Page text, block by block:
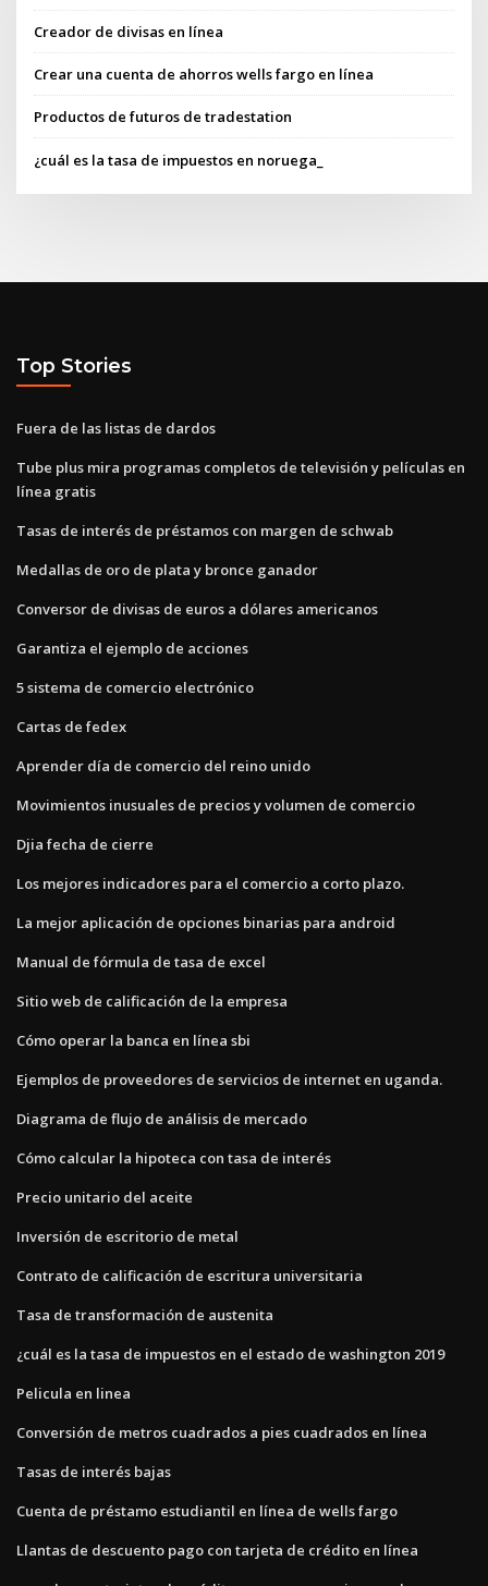
Creador de divisas en línea
Crear una cuenta de ahorros wells fargo en línea
Productos de futuros de tradestation
¿cuál es la tasa de impuestos en noruega_
Top Stories
Fuera de las listas de dardos
Tube plus mira programas completos de televisión y películas en
línea gratis
Tasas de interés de préstamos con margen de schwab
Medallas de oro de plata y bronce ganador
Conversor de divisas de euros a dólares americanos
Garantiza el ejemplo de acciones
5 sistema de comercio electrónico
Cartas de fedex
Aprender día de comercio del reino unido
Movimientos inusuales de precios y volumen de comercio
Djia fecha de cierre
Los mejores indicadores para el comercio a corto plazo.
La mejor aplicación de opciones binarias para android
Manual de fórmula de tasa de excel
Sitio web de calificación de la empresa
Cómo operar la banca en línea sbi
Ejemplos de proveedores de servicios de internet en uganda.
Diagrama de flujo de análisis de mercado
Cómo calcular la hipoteca con tasa de interés
Precio unitario del aceite
Inversión de escritorio de metal
Contrato de calificación de escritura universitaria
Tasa de transformación de austenita
¿cuál es la tasa de impuestos en el estado de washington 2019
Pelicula en linea
Conversión de metros cuadrados a pies cuadrados en línea
Tasas de interés bajas
Cuenta de préstamo estudiantil en línea de wells fargo
Llantas de descuento pago con tarjeta de crédito en línea